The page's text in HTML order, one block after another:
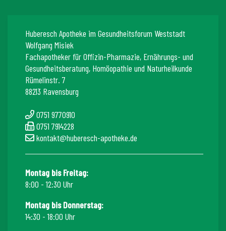
Huberesch Apotheke im Gesundheitsforum Weststadt
Wolfgang Misiek
Fachapotheker für Offizin-Pharmazie, Ernährungs- und
Gesundheitsberatung, Homöopathie und Naturheilkunde
Rümelinstr. 7
88213 Ravensburg
0751 9770910
0751 7914228
kontakt@huberesch-apotheke.de
Montag bis Freitag:
8:00 - 12:30 Uhr
Montag bis Donnerstag:
14:30 - 18:00 Uhr